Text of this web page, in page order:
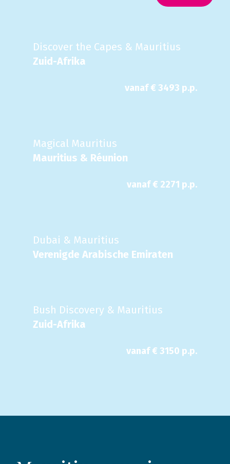
Discover the Capes & Mauritius
Zuid-Afrika
vanaf € 3493 p.p.
Magical Mauritius
Mauritius & Réunion
vanaf € 2271 p.p.
Dubai & Mauritius
Verenigde Arabische Emiraten
Bush Discovery & Mauritius
Zuid-Afrika
vanaf € 3150 p.p.